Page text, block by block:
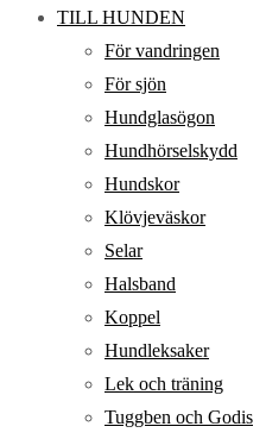
TILL HUNDEN
För vandringen
För sjön
Hundglasögon
Hundhörselskydd
Hundskor
Klövjeväskor
Selar
Halsband
Koppel
Hundleksaker
Lek och träning
Tuggben och Godis